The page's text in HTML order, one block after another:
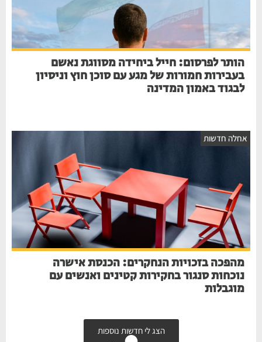
הותר לפרסום: חייל ביחידה מסווגת נאשם
בעבירות חמורות של מגע עם סוכן חוץ וניסיון
לבגוד באמון המדינה
אחלה חדשות
מהפכה בזכויות הנחקרים: הכנסת אישרה
נוכחות סנגור בחקירות קטינים ואנשים עם
מוגבלות
הצג לי חדשות נוספות